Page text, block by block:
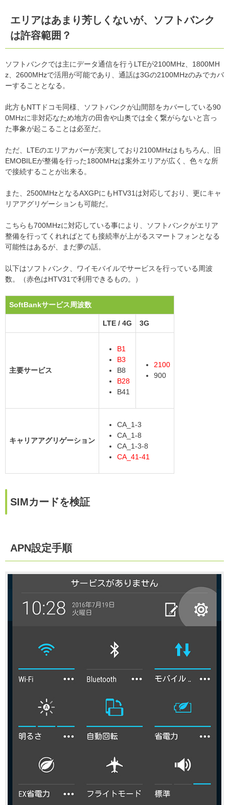
エリアはあまり芳しくないが、ソフトバンク
は許容範囲？
ソフトバンクでは主にデータ通信を行うLTEが2100MHz、1800MH
z、2600MHzで活用が可能であり、通話は3Gの2100MHzのみでカバ
ーすることとなる。
此方もNTTドコモ同様、ソフトバンクが山間部をカバーしている90
0MHzに非対応なため地方の田舎や山奥では全く繋がらないと言っ
た事象が起こることは必至だ。
ただ、LTEのエリアカバーが充実しており2100MHzはもちろん、旧
EMOBILEが整備を行った1800MHzは案外エリアが広く、色々な所
で接続することが出来る。
また、2500MHzとなるAXGPにもHTV31は対応しており、更にキャ
リアアグリゲーションも可能だ。
こちらも700MHzに対応している事により、ソフトバンクがエリア
整備を行ってくれればとても接続率が上がるスマートフォンとなる
可能性はあるが、まだ夢の話。
以下はソフトバンク、ワイモバイルでサービスを行っている周波
数。（赤色はHTV31で利用できるもの。）
SoftBankサービス周波数
LTE / 4G 3G
主要サービス
B1
B3
B8
B28
B41
2100
900
キャリアアグリゲーション
CA_1-3
CA_1-8
CA_1-3-8
CA_41-41
SIMカードを検証
APN設定手順